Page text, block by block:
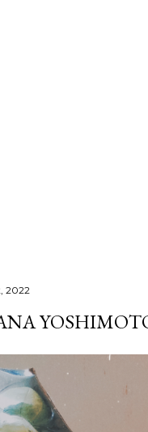
2022